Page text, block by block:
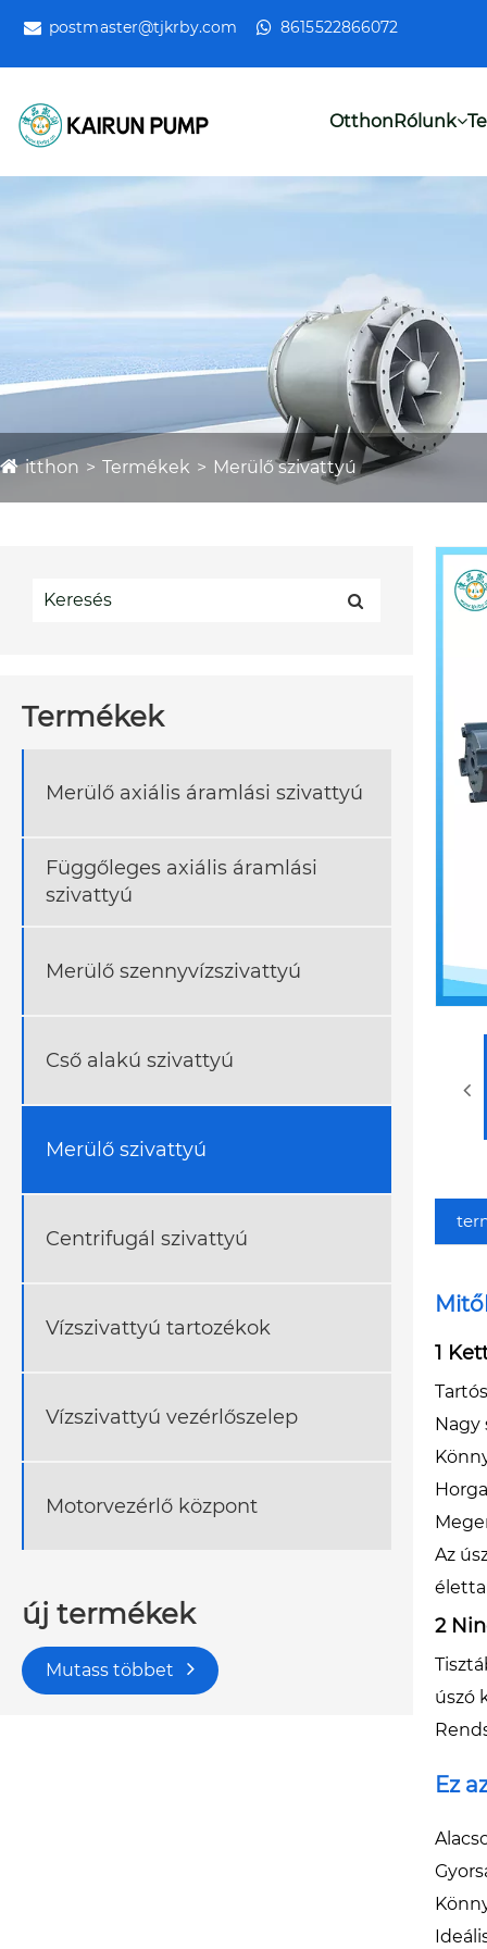
postmaster@tjkrby.com 8615522866072
OtthonRólunk
itthon Termékek Merülő szivattyú
Termékek
Merülő axiális áramlási szivattyú
Függőleges axiális áramlási
szivattyú
Merülő szennyvízszivattyú
Cső alakú szivattyú
Merülő szivattyú
Centrifugál szivattyú
Vízszivattyú tartozékok
Vízszivattyú vezérlőszelep
Motorvezérlő központ
új termékek
Mutass többet
1
Nagy
Az
2
úszó
Ez